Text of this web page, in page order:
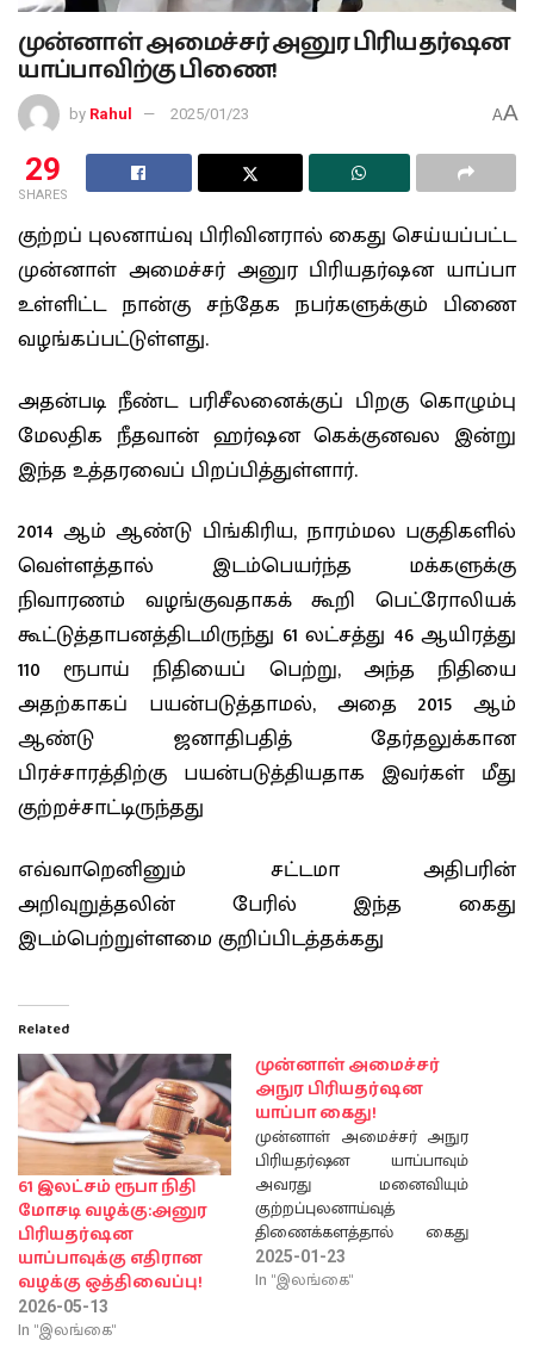
முன்னாள் அமைச்சர் அனுர பிரியதர்ஷன
யாப்பாவிற்கு பிணை!
by Rahul 2025/01/23 AA
29
SHARES
குற்றப் புலனாய்வு பிரிவினரால் கைது செய்யப்பட்ட
முன்னாள் அமைச்சர் அனுர பிரியதர்ஷன யாப்பா
உள்ளிட்ட நான்கு சந்தேக நபர்களுக்கும் பிணை
வழங்கப்பட்டுள்ளது.
அதன்படி நீண்ட பரிசீலனைக்குப் பிறகு கொழும்பு
மேலதிக நீதவான் ஹர்ஷன கெக்குனவல இன்று
இந்த உத்தரவைப் பிறப்பித்துள்ளார்.
2014 ஆம் ஆண்டு பிங்கிரிய, நாரம்மல பகுதிகளில்
வெள்ளத்தால் இடம்பெயர்ந்த மக்களுக்கு
நிவாரணம் வழங்குவதாகக் கூறி பெட்ரோலியக்
கூட்டுத்தாபனத்திடமிருந்து 61 லட்சத்து 46 ஆயிரத்து
110 ரூபாய் நிதியைப் பெற்று, அந்த நிதியை
அதற்காகப் பயன்படுத்தாமல், அதை 2015 ஆம்
ஆண்டு ஜனாதிபதித் தேர்தலுக்கான
பிரச்சாரத்திற்கு பயன்படுத்தியதாக இவர்கள் மீது
குற்றச்சாட்டிருந்தது
எவ்வாறெனினும் சட்டமா அதிபரின்
அறிவுறுத்தலின் பேரில் இந்த கைது
இடம்பெற்றுள்ளமை குறிப்பிடத்தக்கது
Related
61 இலட்சம் ரூபா நிதி
மோசடி வழக்கு:அனுர
பிரியதர்ஷன
யாப்பாவுக்கு எதிரான
வழக்கு ஒத்திவைப்பு!
2026-05-13
In "இலங்கை"
முன்னாள் அமைச்சர்
அநுர பிரியதர்ஷன
யாப்பா கைது!
முன்னாள் அமைச்சர் அநுர
பிரியதர்ஷன யாப்பாவும்
அவரது மனைவியும்
குற்றப்புலனாய்வுத்
திணைக்களத்தால் கைது
செய்யப்பட்டுள்ளார்.
2014ஆம் ஆண்டு வெள்ள
2025-01-23
In "இலங்கை"